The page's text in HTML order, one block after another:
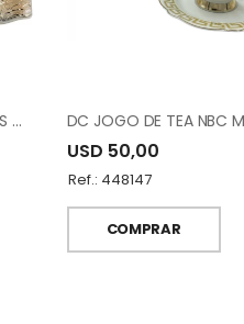
DC JUEGO DE CAFE 6PCS 12-015-K6-SYH-19
USD 50,00
Ref.: 448147
COMPRAR